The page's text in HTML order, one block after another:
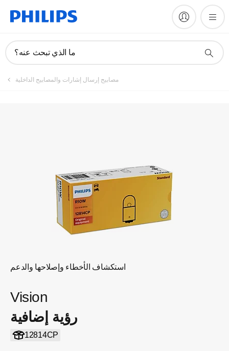
ما الذي تبحث عنه؟
مصابيح إرسال إشارات والمصابيح الداخلية
استكشاف الأخطاء وإصلاحها والدعم
Vision
رؤية إضافية
12814CP